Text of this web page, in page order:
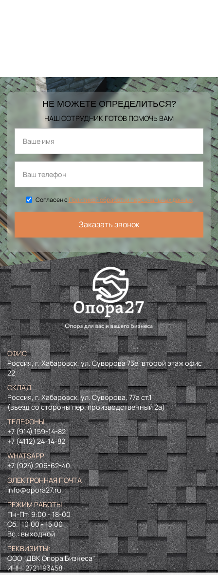
НЕ МОЖЕТЕ ОПРЕДЕЛИТЬСЯ?
НАШ СОТРУДНИК ГОТОВ ПОМОЧЬ ВАМ
Согласен сПолитикой обработки персональных данных
Заказать звонок
ОФИС
Россия, г. Хабаровск, ул. Суворова 73е, второй этаж офис
22
СКЛАД
Россия, г. Хабаровск, ул. Суворова, 77а ст.1
(въезд со стороны пер. производственный 2а)
ТЕЛЕФОНЫ
+7 (914) 159-14-82
+7 (4112) 24-14-82
WHATSAPP
+7 (924) 206-62-40
ЭЛЕКТРОННАЯ ПОЧТА
info@opora27.ru
РЕЖИМ РАБОТЫ
Пн-Пт: 9:00 - 18-00
Сб.: 10:00 - 15:00
Вс.: выходной
РЕКВИЗИТЫ:
ООО "ДВК Опора Бизнеса"
ИНН:2721193458